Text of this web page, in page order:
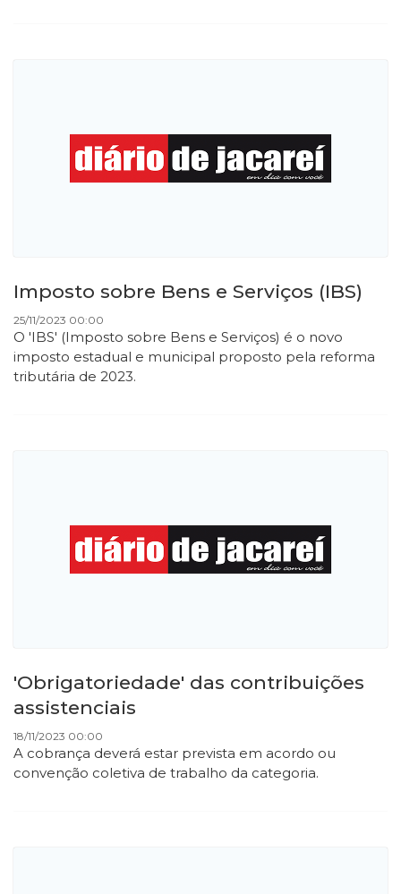
Imposto sobre Bens e Serviços (IBS)
25/11/2023 00:00
O 'IBS' (Imposto sobre Bens e Serviços) é o novo
imposto estadual e municipal proposto pela reforma
tributária de 2023.
'Obrigatoriedade' das contribuições
assistenciais
18/11/2023 00:00
A cobrança deverá estar prevista em acordo ou
convenção coletiva de trabalho da categoria.